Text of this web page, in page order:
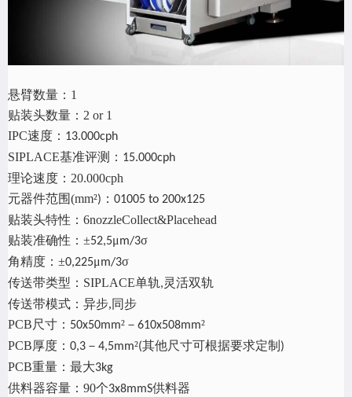
悬臂数量： 1
贴装头数量： 2 or 1
IPC速度： 13.000cph
SIPLACE基准评测： 15.000cph
理论速度： 20.000cph
元器件范围(mm²) ： 01005 to 200x125
贴装头特性： 6nozzleCollect&Placehead
贴装准确性： ±52,5μm/3σ
角精度： ±0,225μm/3σ
传送带类型： SIPLACE单轨,灵活双轨
传送带模式：异步,同步
PCB尺寸： 50x50mm²－ 610x508mm²
PCB厚度： 0,3 － 4,5mm²(其他尺寸可根据要求定制 )
PCB重量：最大3kg
供料器容量： 90个3x8mmS供料器